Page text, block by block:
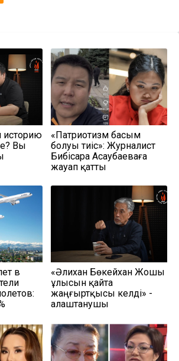
историю
Вы
«Патриотизм басым
болуы тиіс»: Журналист
Бибісара Асаубаеваға
жауап қатты
в
«Әлихан Бөкейхан Жошы
ұлысын қайта
жаңғыртқысы келді» -
алаштанушы